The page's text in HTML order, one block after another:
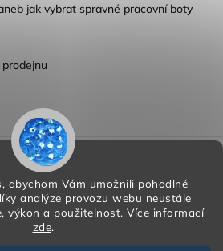
abychom Vám umožnili pohodlné
analýze provozu webu neustále
výkon a použitelnost. Více informací
zde.
jak vybrat spravné pracovní boty
zboží
ochrany osobních údajů
PP s.r.o.